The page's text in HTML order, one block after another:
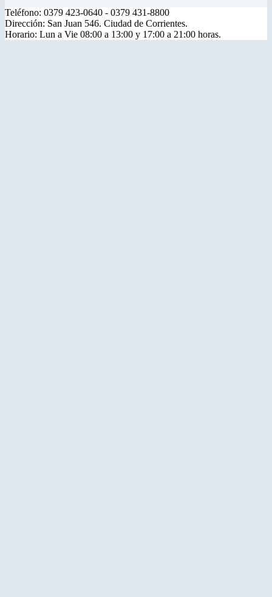
Teléfono: 0379 423-0640 - 0379 431-8800
Dirección: San Juan 546. Ciudad de Corrientes.
Horario: Lun a Vie 08:00 a 13:00 y 17:00 a 21:00 horas.